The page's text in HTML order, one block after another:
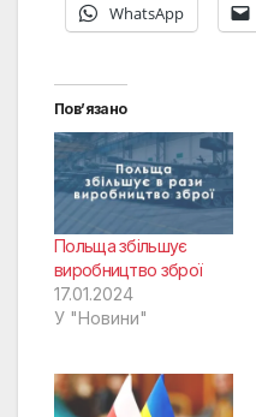
WhatsApp
Пов’язано
Польща збільшує
виробництво зброї
17.01.2024
У "Новини"